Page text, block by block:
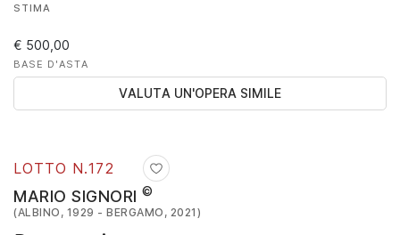
LOTTO N.172
MARIO SIGNORI ©
(ALBINO, 1929 - BERGAMO, 2021)
STIMA
€ 500,00
BASE D'ASTA
VALUTA UN'OPERA SIMILE